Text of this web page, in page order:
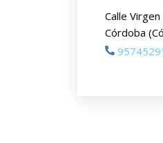
Calle
Córdoba